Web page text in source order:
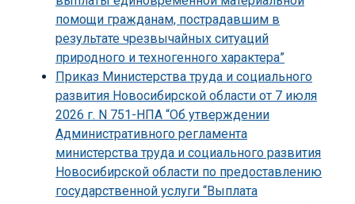
помощи гражданам, пострадавшим в
результате чрезвычайных ситуаций
природного и техногенного характера”
Приказ Министерства труда и социального
развития Новосибирской области от 7 июля
2026 г. N 751-НПА “Об утверждении
Административного регламента
министерства труда и социального развития
Новосибирской области по предоставлению
государственной услуги “Выплата